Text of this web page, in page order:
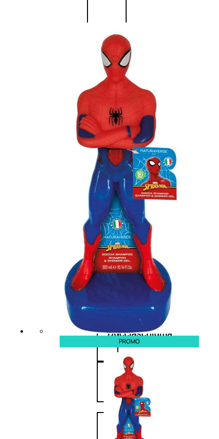
UOMO
Detergente Viso Uomo
Dopobarba Uomo
Antieta Uomo
Anticaduta Uomo
Contorno Occhi Uomo
Bagnodoccia Uomo Profumi
Docciaschiuma Uomo
Corpo Uomo
Deodoranti Uomo
Confezioni Trattamenti Uomo
Antietà
uomo
Detergente
Docciaschiuma
uomo
Shampoo
uomo
Dopobarba
PROMO